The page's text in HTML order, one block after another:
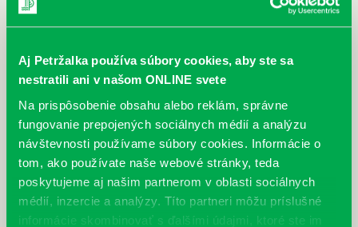
Aj Petržalka používa súbory cookies, aby ste sa
nestratili ani v našom ONLINE svete
Na prispôsobenie obsahu alebo reklám, správne
fungovanie prepojených sociálnych médií a analýzu
návštevnosti používame súbory cookies. Informácie o
tom, ako používate naše webové stránky, teda
poskytujeme aj našim partnerom v oblasti sociálnych
médií, inzercie a analýzy. Títo partneri môžu príslušné
informácie skombinovať s ďalšími údajmi, ktoré ste im